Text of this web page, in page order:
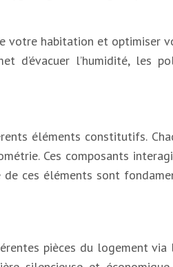
votre habitation et optimiser
d’évacuer l’humidité, les
éléments constitutifs.
Ces composants
ces éléments sont
pièces du logement via